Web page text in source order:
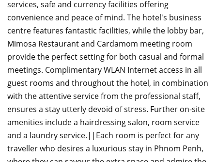
services, safe and currency facilities offering
convenience and peace of mind. The hotel's business
centre features fantastic facilities, while the lobby bar,
Mimosa Restaurant and Cardamom meeting room
provide the perfect setting for both casual and formal
meetings. Complimentary WLAN Internet access in all
guest rooms and throughout the hotel, in combination
with the attentive service from the professional staff,
ensures a stay utterly devoid of stress. Further on-site
amenities include a hairdressing salon, room service
and a laundry service.||Each room is perfect for any
traveller who desires a luxurious stay in Phnom Penh,